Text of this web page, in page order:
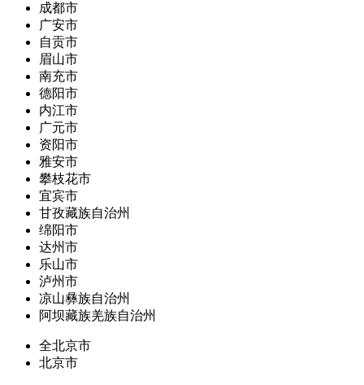
成都市
广安市
自贡市
眉山市
南充市
德阳市
内江市
广元市
资阳市
雅安市
攀枝花市
宜宾市
甘孜藏族自治州
绵阳市
达州市
乐山市
泸州市
凉山彝族自治州
阿坝藏族羌族自治州
全北京市
北京市